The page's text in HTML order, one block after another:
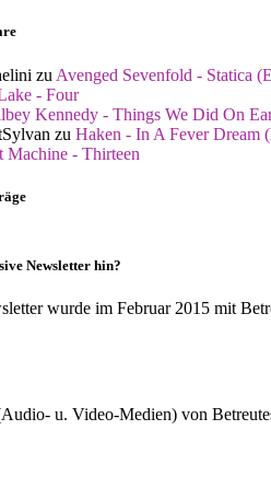
zu Avenged Sevenfold - Statica
- Four
Kennedy - Things We Did On
zu Haken - In A Fever Dream
Machine - Thirteen
Newsletter hin?
wurde im Februar 2015 mit
u. Video-Medien) von